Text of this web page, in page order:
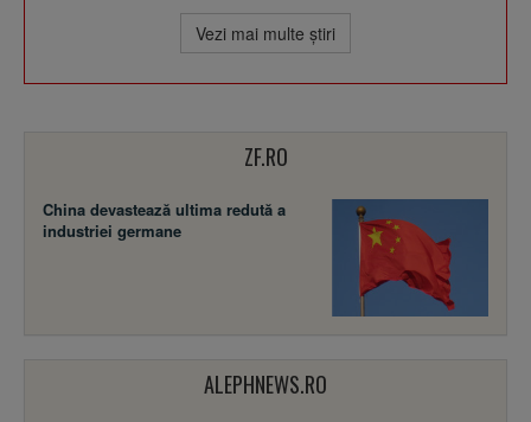
Vezi mai multe ştiri
ZF.RO
China devastează ultima redută a
industriei germane
ALEPHNEWS.RO